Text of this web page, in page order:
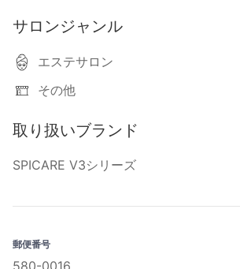
サロンジャンル
エステサロン
その他
取り扱いブランド
SPICARE V3シリーズ
郵便番号